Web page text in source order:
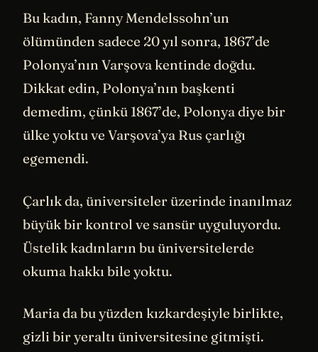
Bu kadın, Fanny Mendelssohn’un
ölümünden sadece 20 yıl sonra, 1867’de
Polonya’nın Varşova kentinde doğdu.
Dikkat edin, Polonya’nın başkenti
demedim, çünkü 1867’de, Polonya diye bir
ülke yoktu ve Varşova’ya Rus çarlığı
egemendi.
Çarlık da, üniversiteler üzerinde inanılmaz
büyük bir kontrol ve sansür uyguluyordu.
Üstelik kadınların bu üniversitelerde
okuma hakkı bile yoktu.
Maria da bu yüzden kızkardeşiyle birlikte,
gizli bir yeraltı üniversitesine gitmişti.